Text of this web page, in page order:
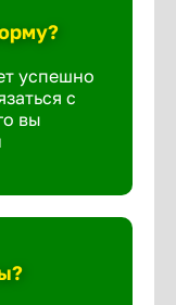
успешно
с
вы